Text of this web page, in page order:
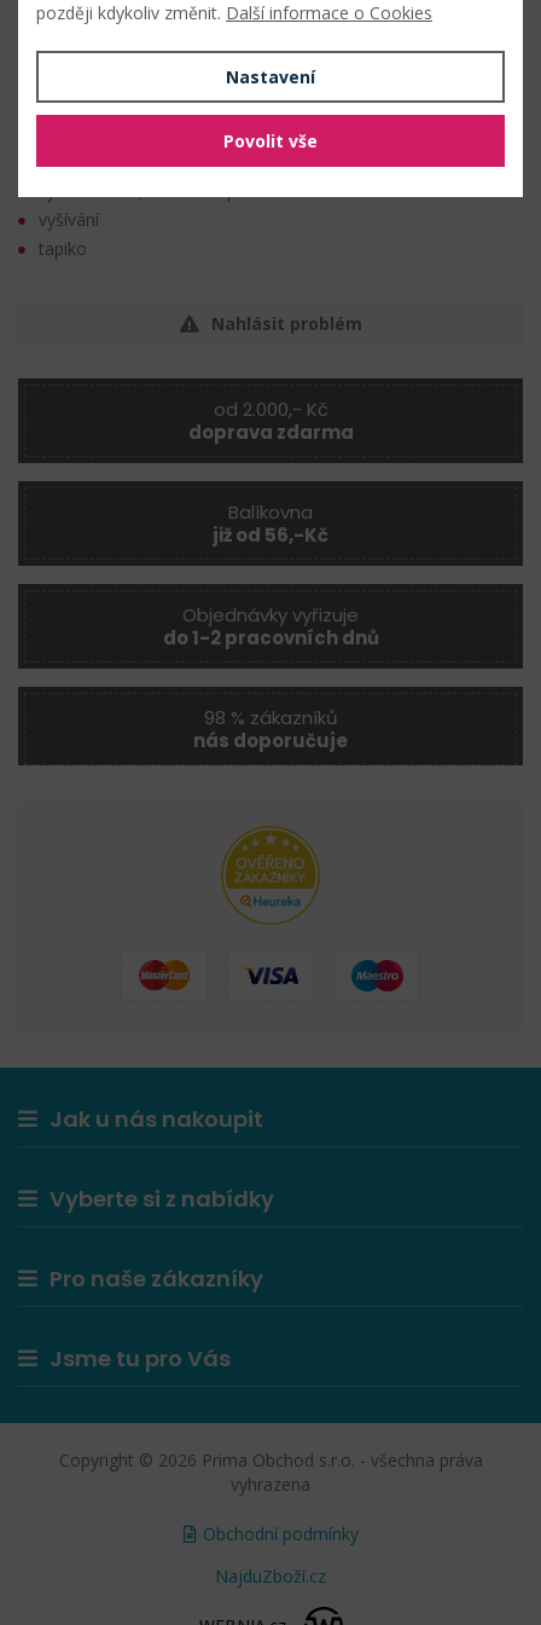
Tloušťka:
1,8 mm
výroba dekorací
vyšívání
tapiko
Nahlásit problém
od 2.000,- Kč
doprava zdarma
Balíkovna
již od 56,-Kč
Objednávky vyřizuje
do 1-2 pracovních dnů
98 % zákazníků
nás doporučuje
Jak u nás nakoupit
Vyberte si z nabídky
Pro naše zákazníky
Jsme tu pro Vás
Copyright © 2026 Prima Obchod s.r.o. - všechna práva
vyhrazena
Obchodní podmínky
NajduZboží.cz
později kdykoliv změnit. Další informace o Cookies
Nastavení
Povolit vše